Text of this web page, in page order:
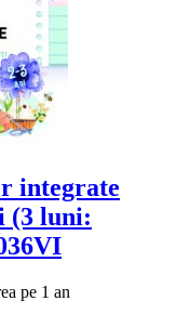
integrate
(3 luni:
pe 1 an